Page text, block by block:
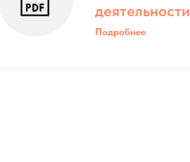
деятельности
Подробнее